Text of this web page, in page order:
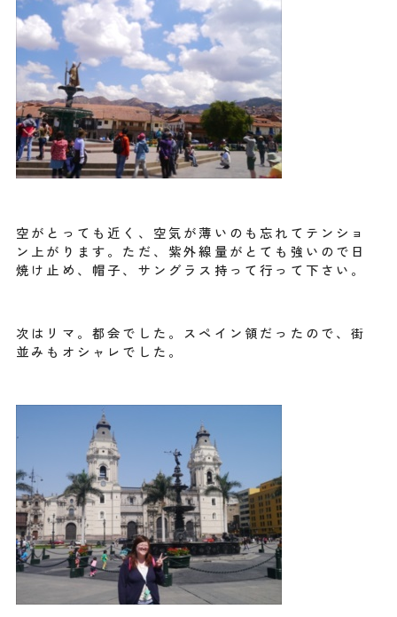
空がとっても近く、空気が薄いのも忘れてテンショ
ン上がります。ただ、紫外線量がとても強いので日
焼け止め、帽子、サングラス持って行って下さい。
次はリマ。都会でした。スペイン領だったので、街
並みもオシャレでした。